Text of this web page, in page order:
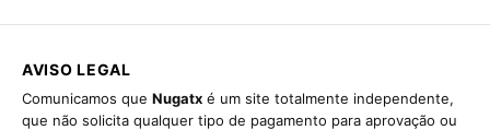
AVISO LEGAL
Comunicamos que Nugatx é um site totalmente independente,
que não solicita qualquer tipo de pagamento para aprovação ou